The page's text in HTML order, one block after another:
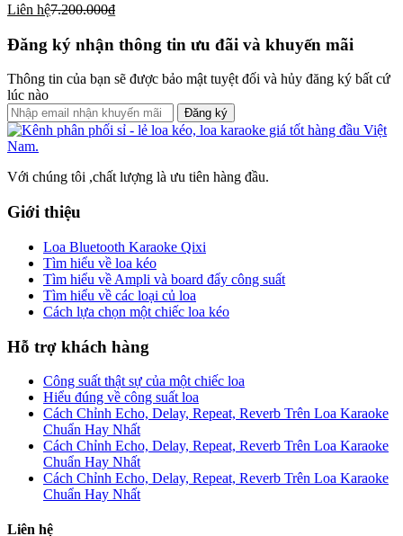
Liên hệ7.200.000₫
Đăng ký nhận thông tin ưu đãi và khuyến mãi
Thông tin của bạn sẽ được bảo mật tuyệt đối và hủy đăng ký bất cứ
lúc nào
Đăng ký
Với chúng tôi ,chất lượng là ưu tiên hàng đầu.
Giới thiệu
Loa Bluetooth Karaoke Qixi
Tìm hiểu về loa kéo
Tìm hiểu về Ampli và board đẩy công suất
Tìm hiểu về các loại củ loa
Cách lựa chọn một chiếc loa kéo
Hỗ trợ khách hàng
Công suất thật sự của một chiếc loa
Hiểu đúng về công suất loa
Cách Chỉnh Echo, Delay, Repeat, Reverb Trên Loa Karaoke
Chuẩn Hay Nhất
Cách Chỉnh Echo, Delay, Repeat, Reverb Trên Loa Karaoke
Chuẩn Hay Nhất
Cách Chỉnh Echo, Delay, Repeat, Reverb Trên Loa Karaoke
Chuẩn Hay Nhất
Liên hệ